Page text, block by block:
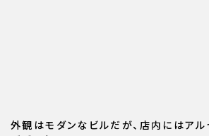
外観はモダンなビルだが、店内にはアル